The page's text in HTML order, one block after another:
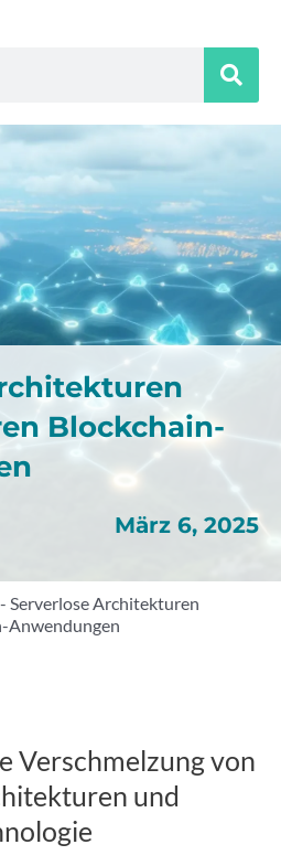
Blockchain-
März 6, 2025
- Serverlose Architekturen
Anwendungen
Verschmelzung von
und